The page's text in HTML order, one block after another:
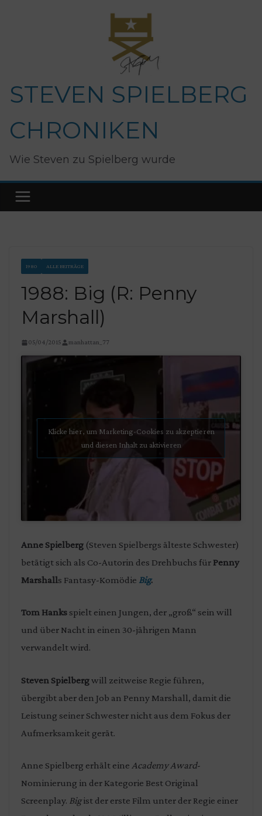
STEVEN SPIELBERG
CHRONIKEN
Wie Steven zu Spielberg wurde
1980 ALLE BEITRÄGE
1988: Big (R: Penny
Marshall)
05/04/2015 manhattan_77
Klicke hier, um Marketing-Cookies zu akzeptieren
und diesen Inhalt zu aktivieren
Anne Spielberg (Steven Spielbergs älteste Schwester)
betätigt sich als Co-Autorin des Drehbuchs für Penny
Marshalls Fantasy-Komödie Big.
Tom Hanks spielt einen Jungen, der „groß“ sein will
und über Nacht in einen 30-jährigen Mann
verwandelt wird.
Steven Spielbergwill zeitweise Regie führen,
übergibt aber den Job an Penny Marshall, damit die
Leistung seiner Schwester nicht aus dem Fokus der
Aufmerksamkeit gerät.
Anne Spielberg erhält eine Academy Award-
Nominierung in der Kategorie Best Original
Screenplay. Bigist der erste Film unter der Regie einer